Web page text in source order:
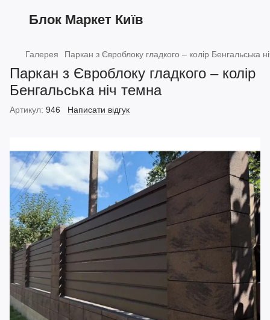
Блок Маркет Київ
Галерея Паркан з Євроблоку гладкого – колір Бенгальська
Паркан з Євроблоку гладкого – колір
Бенгальська ніч темна
Артикул: 946 Написати відгук